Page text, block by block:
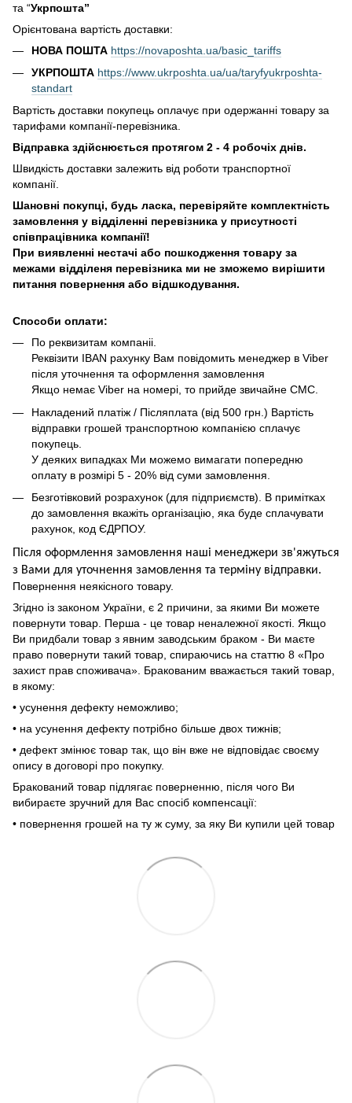
та “Укрпошта”
Орієнтована вартість доставки:
НОВА ПОШТА https://novaposhta.ua/basic_tariffs
УКРПОШТА https://www.ukrposhta.ua/ua/taryfyukrposhta-
standart
Вартість доставки покупець оплачує при одержанні товару за
тарифами компанії-перевізника.
Відправка здійснюється протягом 2 - 4 робочіх днів.
Швидкість доставки залежить від роботи транспортної
компанії.
Шановні покупці, будь ласка, перевіряйте комплектність
замовлення у відділенні перевізника у присутності
співпрацівника компанії!
При виявленні нестачі або пошкодження товару за
межами відділеня перевізника ми не зможемо вирішити
питання повернення або відшкодування.
Способи оплати:
По реквизитам компаніі.
Реквізити IBAN рахунку Вам повідомить менеджер в Viber
після уточнення та оформлення замовлення
Якщо немає Viber на номері, то прийде звичайне СМС.
Накладений платіж / Післяплата (від 500 грн.) Вартість
відправки грошей транспортною компанією сплачує
покупець.
У деяких випадках Ми можемо вимагати попередню
оплату в розмірі 5 - 20% від суми замовлення.
Безготівковий розрахунок (для підприємств). В примітках
до замовлення вкажіть організацію, яка буде сплачувати
рахунок, код ЄДРПОУ.
Після оформлення замовлення наші менеджери зв'яжуться
з Вами для уточнення замовлення та терміну відправки.
Повернення неякісного товару.
Згідно із законом України, є 2 причини, за якими Ви можете
повернути товар. Перша - це товар неналежної якості. Якщо
Ви придбали товар з явним заводським браком - Ви маєте
право повернути такий товар, спираючись на статтю 8 «Про
захист прав споживача». Бракованим вважається такий товар,
в якому:
• усунення дефекту неможливо;
• на усунення дефекту потрібно більше двох тижнів;
• дефект змінює товар так, що він вже не відповідає своєму
опису в договорі про покупку.
Бракований товар підлягає поверненню, після чого Ви
вибираєте зручний для Вас спосіб компенсації:
• повернення грошей на ту ж суму, за яку Ви купили цей товар